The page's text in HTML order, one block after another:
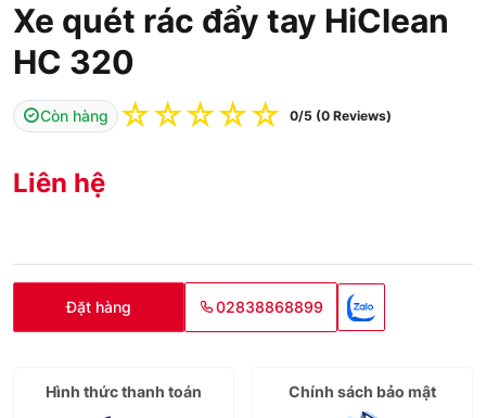
Xe quét rác đẩy tay HiClean
HC 320
Còn hàng ☆
☆
☆
☆
☆ 0/5 (0 Reviews)
Liên hệ
Đặt hàng 02838868899
Hình thức thanh toán Chính sách bảo mật